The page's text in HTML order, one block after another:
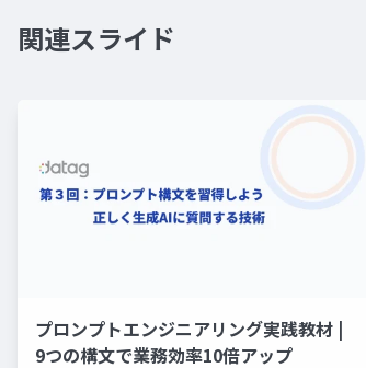
関連スライド
プロンプトエンジニアリング実践教材 |
9つの構文で業務効率10倍アップ